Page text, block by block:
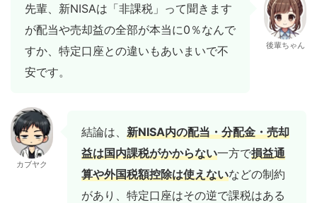
先輩、新NISAは「非課税」って聞きます
が配当や売却益の全部が本当に0％なんで
すか、特定口座との違いもあいまいで不
安です。
後輩ちゃん
カブヤク
結論は、 新NISA内の配当・分配金・売却
益は国内課税がかからない一方で損益通
算や外国税額控除は使えないなどの制約
があり、特定口座はその逆で課税はある